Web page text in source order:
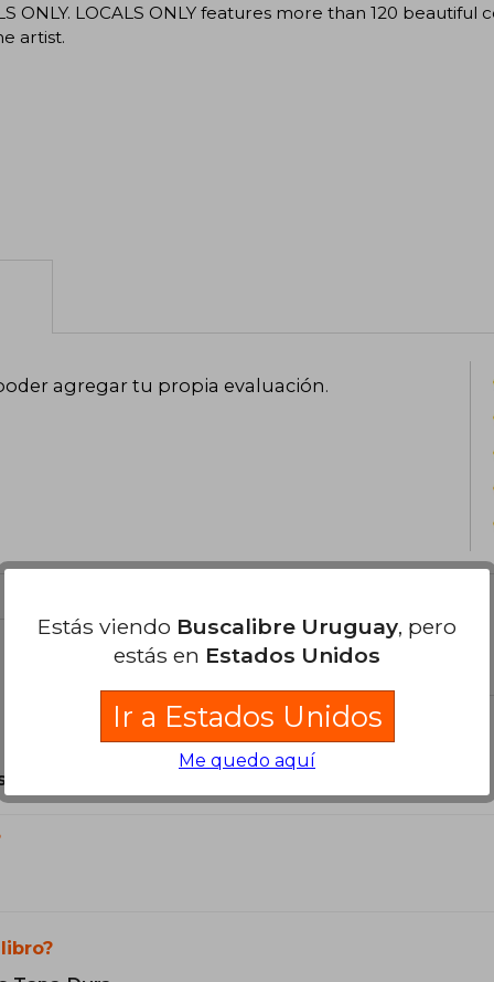
ONLY. LOCALS ONLY features more than 120
artist.
agregar tu propia evaluación.
Originales.
Estás viendo Buscalibre Uruguay, pero
estás en Estados Unidos
Ir a Estados Unidos
Me quedo aquí